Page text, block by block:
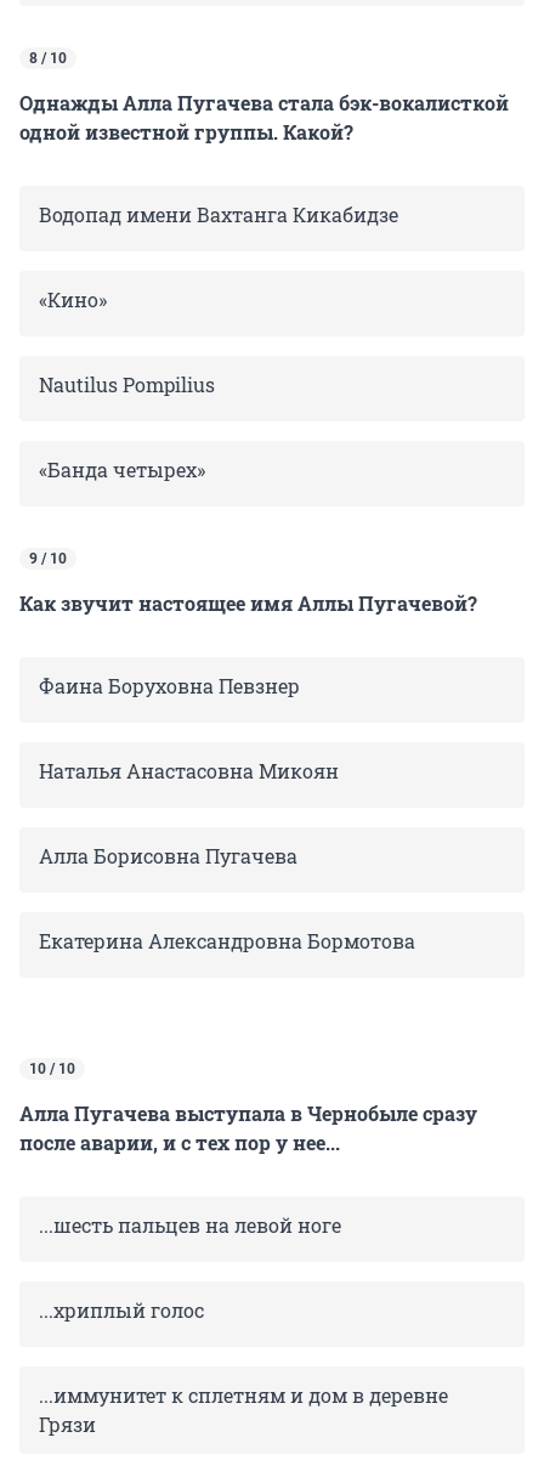
8 / 10
Однажды Алла Пугачева стала бэк-вокалисткой
одной известной группы. Какой?
Водопад имени Вахтанга Кикабидзе
«Кино»
Nautilus Pompilius
«Банда четырех»
9 / 10
Как звучит настоящее имя Аллы Пугачевой?
Фаина Боруховна Певзнер
Наталья Анастасовна Микоян
Алла Борисовна Пугачева
Екатерина Александровна Бормотова
10 / 10
Алла Пугачева выступала в Чернобыле сразу
после аварии, и с тех пор у нее...
...шесть пальцев на левой ноге
...хриплый голос
...иммунитет к сплетням и дом в деревне
Грязи